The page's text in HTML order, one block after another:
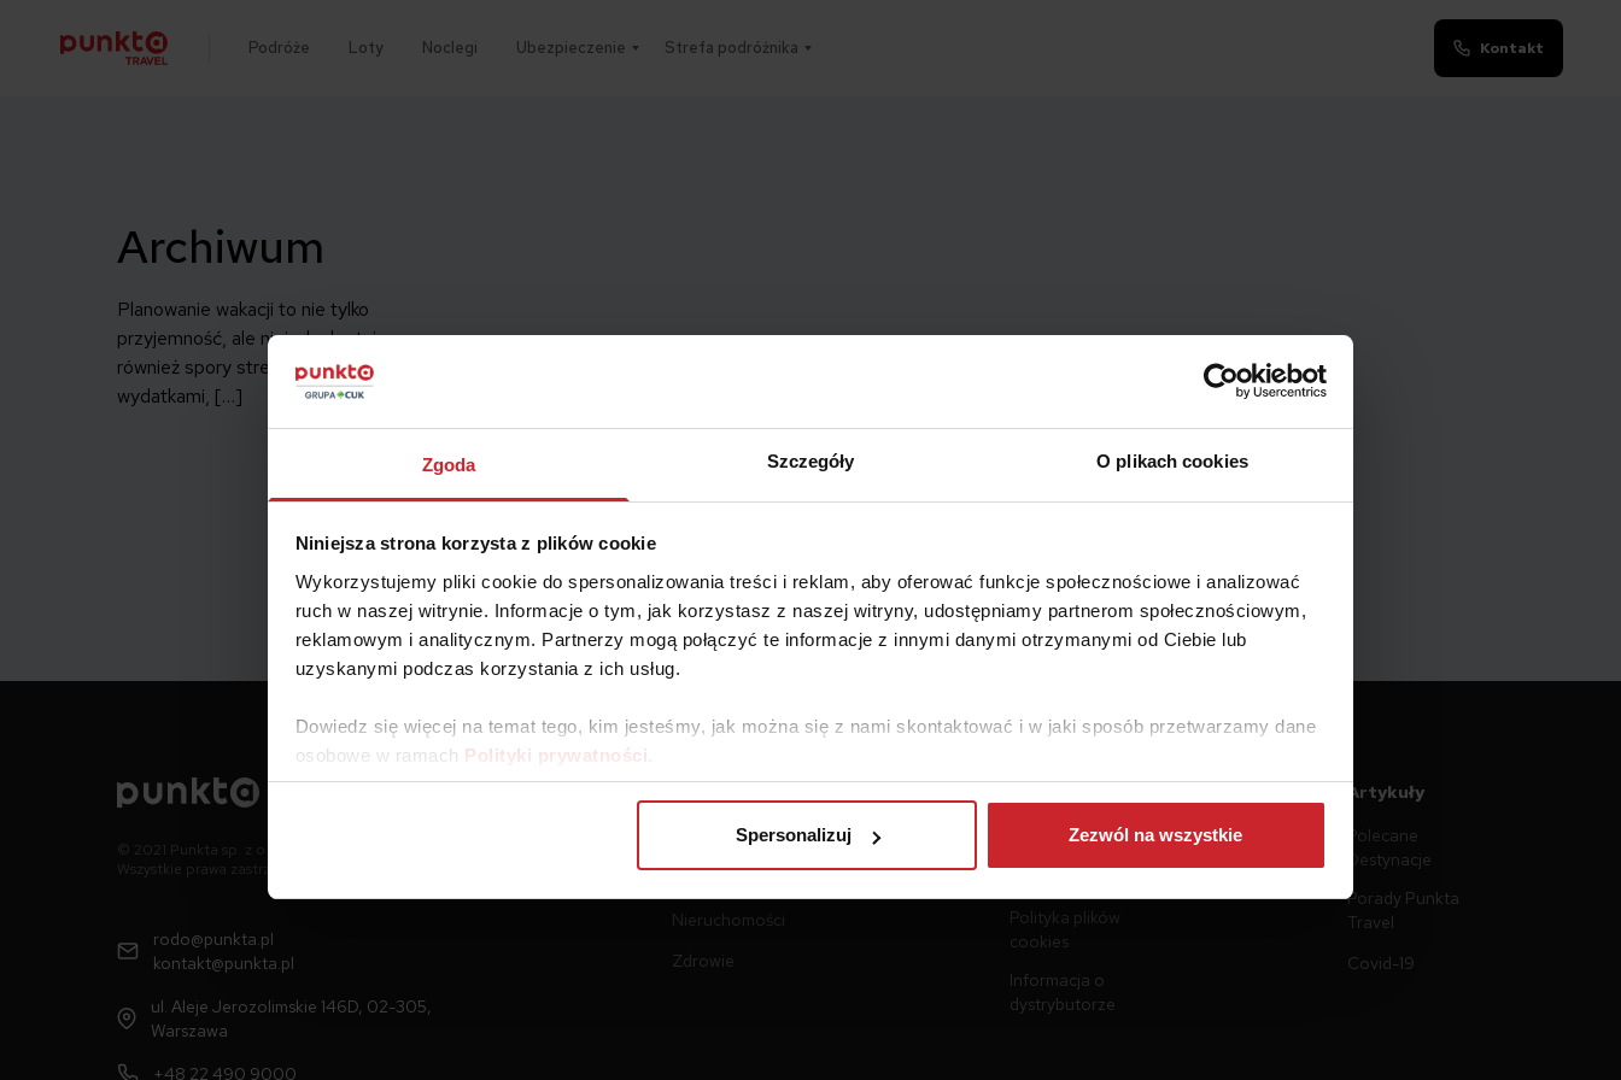
Zgoda Szczegóły O plikach cookies
Niniejsza strona korzysta z plików cookie
Wykorzystujemy pliki cookie do spersonalizowania treści i reklam, aby oferować funkcje społecznościowe i analizować
ruch w naszej witrynie. Informacje o tym, jak korzystasz z naszej witryny, udostępniamy partnerom społecznościowym,
reklamowym i analitycznym. Partnerzy mogą połączyć te informacje z innymi danymi otrzymanymi od Ciebie lub
uzyskanymi podczas korzystania z ich usług.
Dowiedz się więcej na temat tego, kim jesteśmy, jak można się z nami skontaktować i w jaki sposób przetwarzamy dane
osobowe w ramach Polityki prywatności
Spersonalizuj Zezwól na wszystkie
Podróże Loty Noclegi Ubezpieczenie Strefa podróżnika Kontakt
Archiwum
Planowanie wakacji to nie tylko
przyjemność, ale niejednokrotnie
również spory stres spowodowany
wydatkami, […]
© 2021 Punkta sp. z o.o.
Wszystkie prawa zastrzeżone
rodo@punkta.pl
kontakt@punkta.pl
ul. Aleje Jerozolimskie 146D, 02-305,
Warszawa
+48 22 490 9000
Samochód
Nieruchomości
Zdrowie
Regulamin
Polityka plików
cookies
Informacja o
dystrybutorze
Artykuły
Polecane
Destynacje
Porady Punkta
Travel
Covid-19